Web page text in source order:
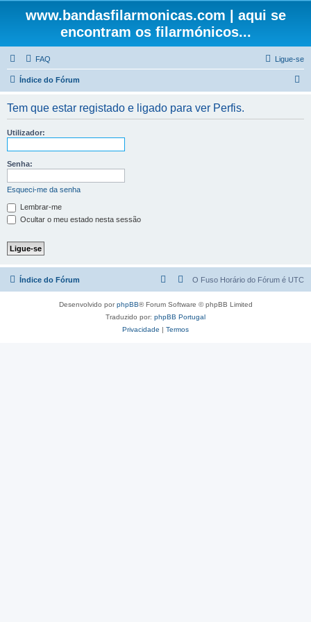
www.bandasfilarmonicas.com | aqui se
encontram os filarmónicos...
FAQ Ligue-se
Índice do Fórum
Tem que estar registado e ligado para ver Perfis.
Utilizador:
Senha:
Esqueci-me da senha
Lembrar-me
Ocultar o meu estado nesta sessão
Índice do Fórum O Fuso Horário do Fórum é UTC
Desenvolvido porphpBB® Forum Software © phpBB Limited
Traduzido por: phpBB Portugal
Privacidade | Termos